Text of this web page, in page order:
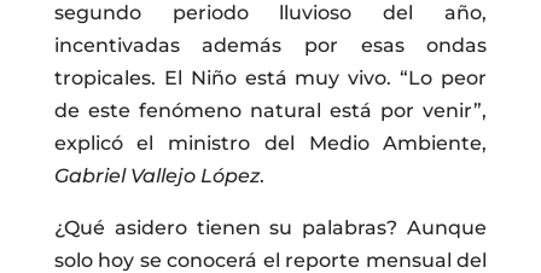
segundo periodo lluvioso del año,
incentivadas además por esas ondas
tropicales. El Niño está muy vivo. “Lo peor
de este fenómeno natural está por venir”,
explicó el ministro del Medio Ambiente,
Gabriel Vallejo López.
¿Qué asidero tienen su palabras? Aunque
solo hoy se conocerá el reporte mensual del